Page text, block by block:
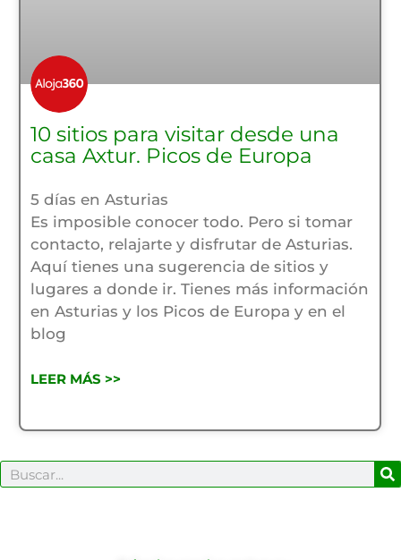
10 sitios para visitar desde una
casa Axtur. Picos de Europa
5 días en Asturias
Es imposible conocer todo. Pero si tomar
contacto, relajarte y disfrutar de Asturias.
Aquí tienes una sugerencia de sitios y
lugares a donde ir. Tienes más información
en Asturias y los Picos de Europa y en el
blog
LEER MÁS >>
Buscar